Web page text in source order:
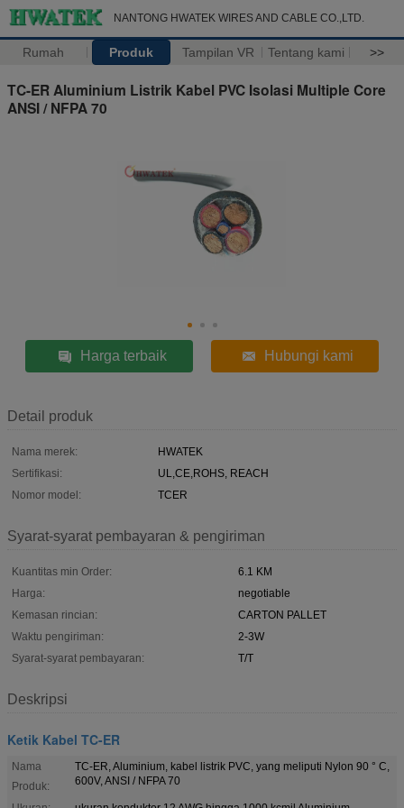
NANTONG HWATEK WIRES AND CABLE CO.,LTD.
Rumah Produk Tampilan VR Tentang kami >>
TC-ER Aluminium Listrik Kabel PVC Isolasi Multiple Core
ANSI / NFPA 70
Harga terbaik Hubungi kami
Detail produk
Nama merek:
HWATEK
Sertifikasi:
UL,CE,ROHS, REACH
Nomor model:
TCER
Syarat-syarat pembayaran & pengiriman
Kuantitas min Order:
6.1 KM
Harga:
negotiable
Kemasan rincian:
CARTON PALLET
Waktu pengiriman:
2-3W
Syarat-syarat pembayaran:
T/T
Deskripsi
Ketik Kabel TC-ER
Nama
Produk:
TC-ER, Aluminium, kabel listrik PVC, yang meliputi Nylon 90 ° C,
600V, ANSI / NFPA 70